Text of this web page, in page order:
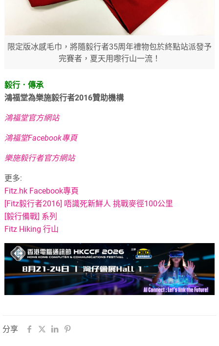
限定版冰感毛巾，將隨毅行者35周年禮物包於終點站派發予
完賽者，夏天用嚟行山一流！
毅行．傳承
鴻福堂為樂施毅行者2016贊助機構
鴻福堂官方網站
鴻福堂Facebook專頁
樂施毅行者官方網站
更多:
Fitz.hk Facebook專頁
[Fitz毅行者2016] 唔識死新鮮人 挑戰麥徑100公里
[毅行備戰] 系列
Fitz Hiking 行山
分享